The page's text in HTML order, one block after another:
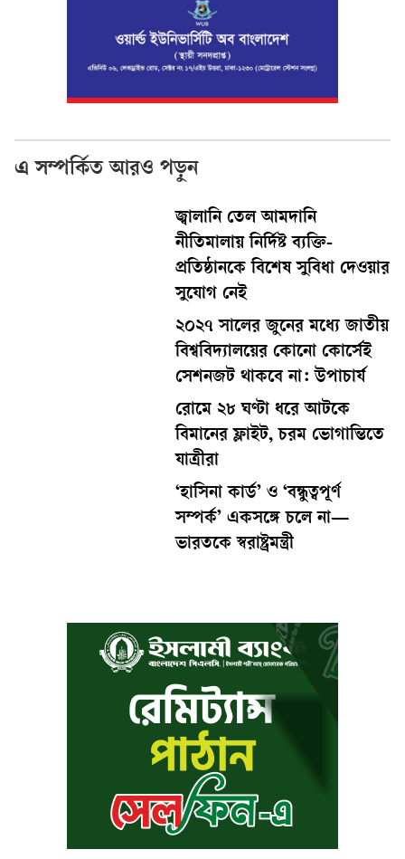
এ সম্পর্কিত আরও পড়ুন
জ্বালানি তেল আমদানি
নীতিমালায় নির্দিষ্ট ব্যক্তি-
প্রতিষ্ঠানকে বিশেষ সুবিধা দেওয়ার
সুযোগ নেই
২০২৭ সালের জুনের মধ্যে জাতীয়
বিশ্ববিদ্যালয়ের কোনো কোর্সেই
সেশনজট থাকবে না: উপাচার্য
রোমে ২৮ ঘণ্টা ধরে আটকে
বিমানের ফ্লাইট, চরম ভোগান্তিতে
যাত্রীরা
‘হাসিনা কার্ড’ ও ‘বন্ধুত্বপূর্ণ
সম্পর্ক’ একসঙ্গে চলে না—
ভারতকে স্বরাষ্ট্রমন্ত্রী